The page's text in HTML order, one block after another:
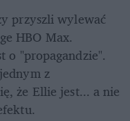
przyszli wylewać
HBO Max.
o "propagandzie".
z
że Ellie jest... a nie